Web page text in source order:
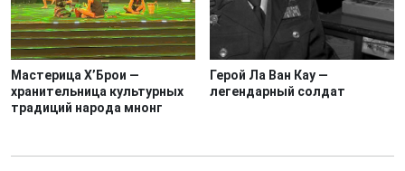
Мастерица Х’Брои —
хранительница культурных
традиций народа мнонг
Герой Ла Ван Кау —
легендарный солдат